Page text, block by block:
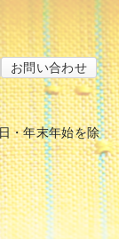
お問い合わせ
・年末年始を除